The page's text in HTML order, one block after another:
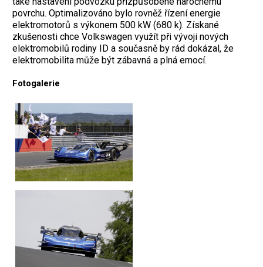
povrchu. Optimalizováno bylo rovněž řízení energie
elektromotorů s výkonem 500 kW (680 k). Získané
zkušenosti chce Volkswagen využít při vývoji nových
elektromobilů rodiny ID a současně by rád dokázal, že
elektromobilita může být zábavná a plná emocí.
Fotogalerie